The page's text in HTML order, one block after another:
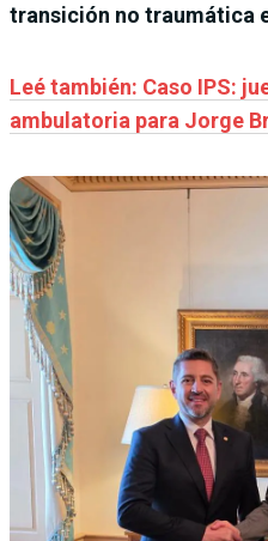
transición no traumática
Leé también: Caso IPS:
ambulatoria para Jorge